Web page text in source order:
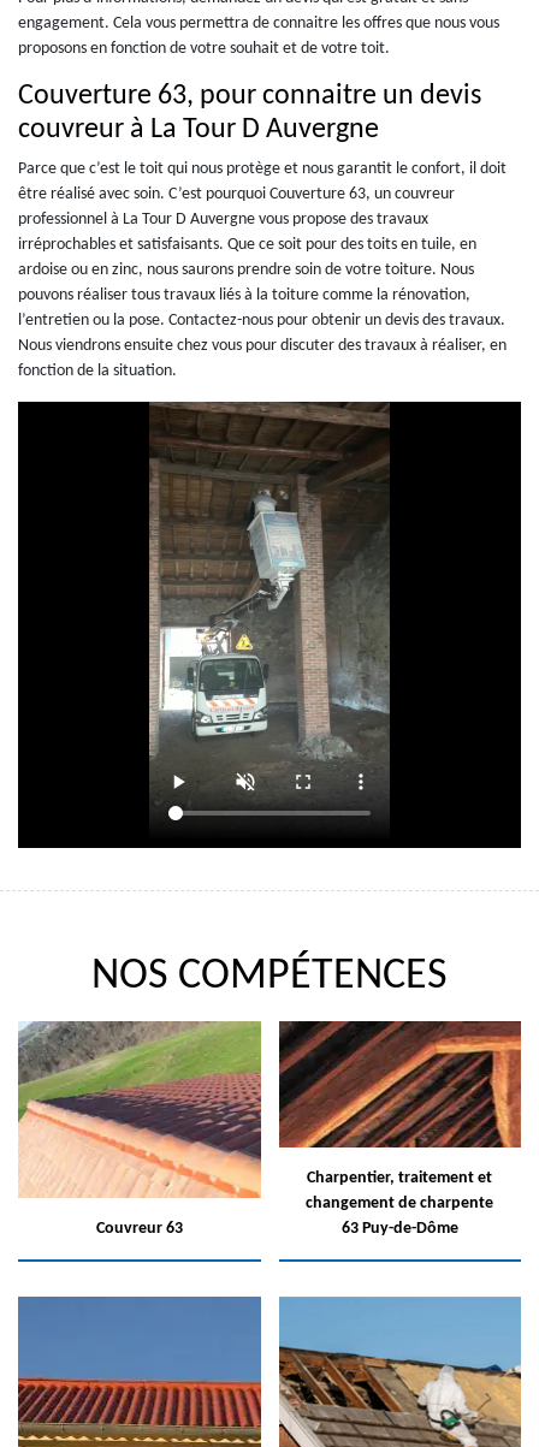
engagement. Cela vous permettra de connaitre les offres que nous vous
proposons en fonction de votre souhait et de votre toit.
Couverture 63, pour connaitre un devis
couvreur à La Tour D Auvergne
Parce que c’est le toit qui nous protège et nous garantit le confort, il doit
être réalisé avec soin. C’est pourquoi Couverture 63, un couvreur
professionnel à La Tour D Auvergne vous propose des travaux
irréprochables et satisfaisants. Que ce soit pour des toits en tuile, en
ardoise ou en zinc, nous saurons prendre soin de votre toiture. Nous
pouvons réaliser tous travaux liés à la toiture comme la rénovation,
l’entretien ou la pose. Contactez-nous pour obtenir un devis des travaux.
Nous viendrons ensuite chez vous pour discuter des travaux à réaliser, en
fonction de la situation.
NOS COMPÉTENCES
Couvreur 63
Charpentier, traitement et
changement de charpente
63 Puy-de-Dôme